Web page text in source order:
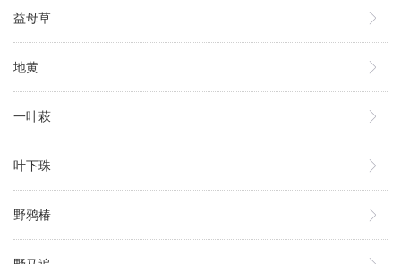
益母草
地黄
一叶萩
叶下珠
野鸦椿